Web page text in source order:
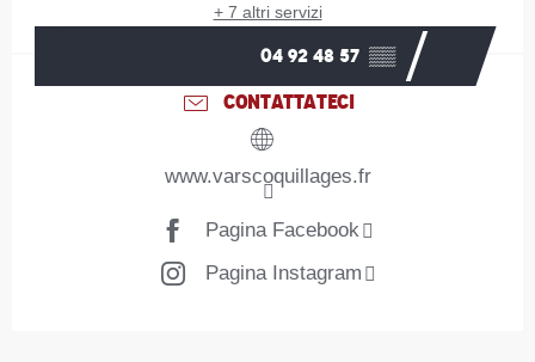
+ 7 altri servizi
04 92 48 57 ▒▒
CONTATTATECI
www.varscoquillages.fr
Pagina Facebook
Pagina Instagram